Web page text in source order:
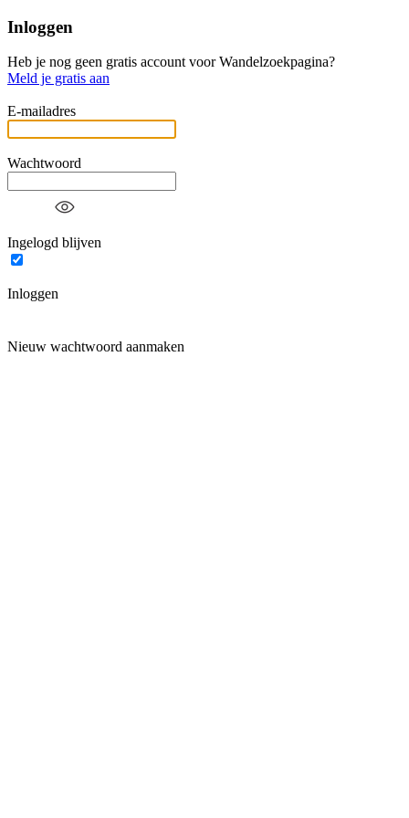
Inloggen
Heb je nog geen gratis account voor Wandelzoekpagina?
Meld je gratis aan
E-mailadres
Wachtwoord
Ingelogd blijven
Inloggen
Nieuw wachtwoord aanmaken